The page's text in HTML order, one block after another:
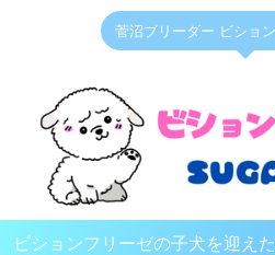
菅沼ブリーダー ビショ
ビションフリーゼの子犬を迎え